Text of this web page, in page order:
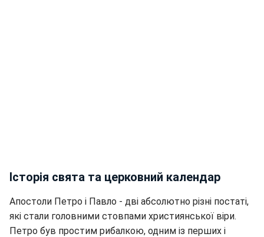
Історія свята та церковний календар
Апостоли Петро і Павло - дві абсолютно різні постаті,
які стали головними стовпами християнської віри.
Петро був простим рибалкою, одним із перших і